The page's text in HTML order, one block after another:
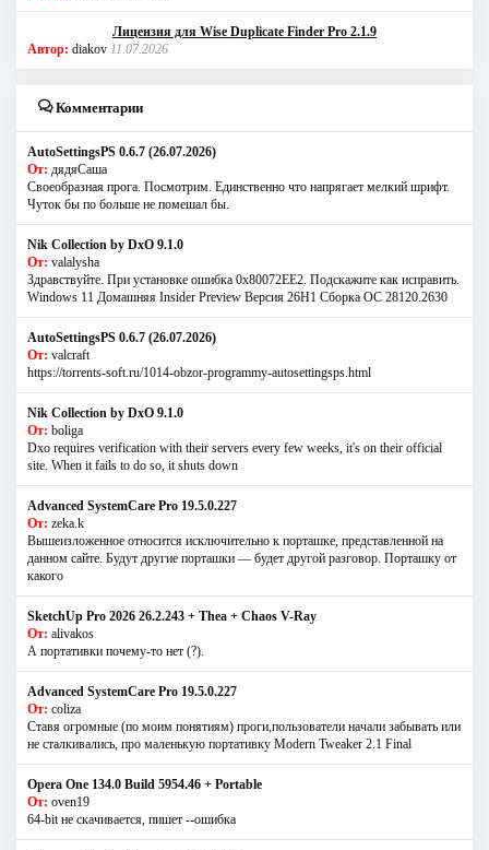
Лицензия для Wise Duplicate Finder Pro 2.1.9
Автор: diakov 11.07.2026
Комментарии
AutoSettingsPS 0.6.7 (26.07.2026)
От: дядяСаша
Своеобразная прога. Посмотрим. Единственно что напрягает мелкий шрифт.
Чуток бы по больше не помешал бы.
Nik Collection by DxO 9.1.0
От: valalysha
Здравствуйте. При установке ошибка 0х80072EE2. Подскажите как исправить.
Windows 11 Домашняя Insider Preview Версия 26H1 Сборка ОС 28120.2630
AutoSettingsPS 0.6.7 (26.07.2026)
От: valcraft
https://torrents-soft.ru/1014-obzor-programmy-autosettingsps.html
Nik Collection by DxO 9.1.0
От: boliga
Dxo requires verification with their servers every few weeks, it's on their official
site. When it fails to do so, it shuts down
Advanced SystemCare Pro 19.5.0.227
От: zeka.k
Вышеизложенное относится исключительно к порташке, представленной на
данном сайте. Будут другие порташки — будет другой разговор. Порташку от
какого
SketchUp Pro 2026 26.2.243 + Thea + Chaos V-Ray
От: alivakos
А портативки почему-то нет (?).
Advanced SystemCare Pro 19.5.0.227
От: coliza
Ставя огромные (по моим понятиям) проги,пользователи начали забывать или
не сталкивались, про маленькую портативку Modern Tweaker 2.1 Final
Opera One 134.0 Build 5954.46 + Portable
От: oven19
64-bit не скачивается, пишет --ошибка